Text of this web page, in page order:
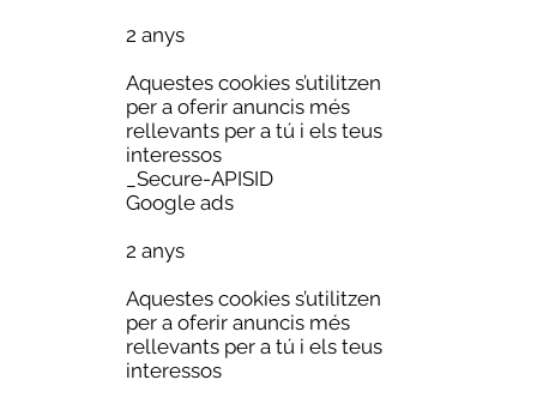
2 anys
Aquestes cookies s’utilitzen
per a oferir anuncis més
rellevants per a tú i els teus
interessos
_Secure-APISID
Google ads
2 anys
Aquestes cookies s’utilitzen
per a oferir anuncis més
rellevants per a tú i els teus
interessos